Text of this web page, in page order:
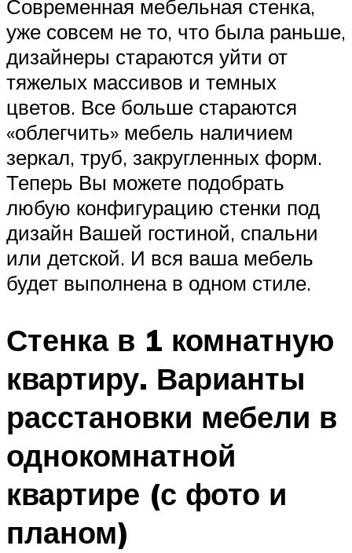
Современная мебельная стенка,
уже совсем не то, что была раньше,
дизайнеры стараются уйти от
тяжелых массивов и темных
цветов. Все больше стараются
«облегчить» мебель наличием
зеркал, труб, закругленных форм.
Теперь Вы можете подобрать
любую конфигурацию стенки под
дизайн Вашей гостиной, спальни
или детской. И вся ваша мебель
будет выполнена в одном стиле.
Стенка в 1 комнатную
квартиру. Варианты
расстановки мебели в
однокомнатной
квартире (с фото и
планом)